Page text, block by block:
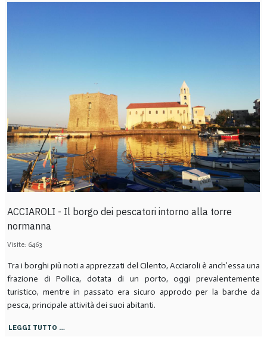
ACCIAROLI - Il borgo dei pescatori intorno alla torre
normanna
Visite: 6463
Tra i borghi più noti a apprezzati del Cilento, Acciaroli è anch’essa una
frazione di Pollica, dotata di un porto, oggi prevalentemente
turistico, mentre in passato era sicuro approdo per la barche da
pesca, principale attività dei suoi abitanti.
LEGGI TUTTO …